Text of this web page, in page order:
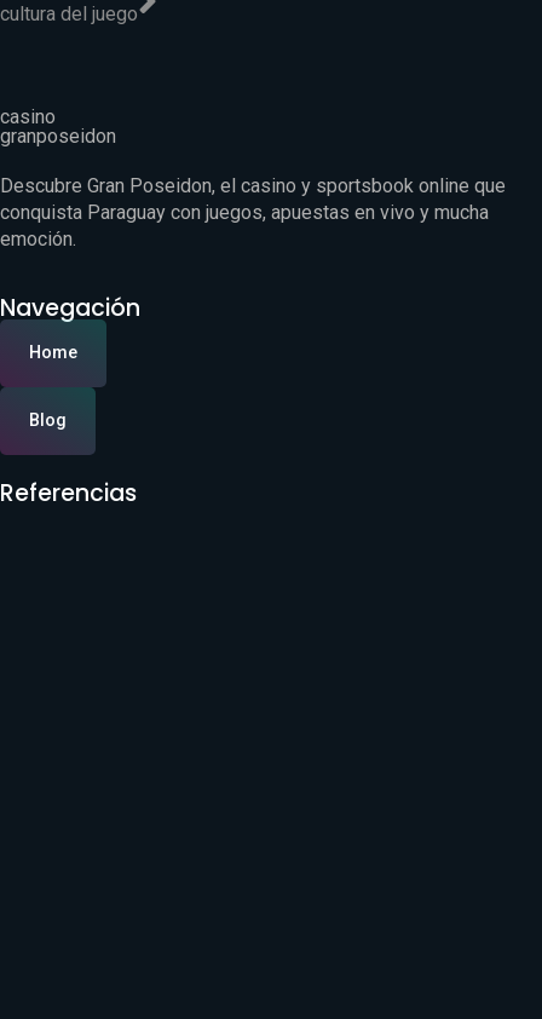
cultura del juego
casino
granposeidon
Descubre Gran Poseidon, el casino y sportsbook online que
conquista Paraguay con juegos, apuestas en vivo y mucha
emoción.
Navegación
Home
Blog
Referencias